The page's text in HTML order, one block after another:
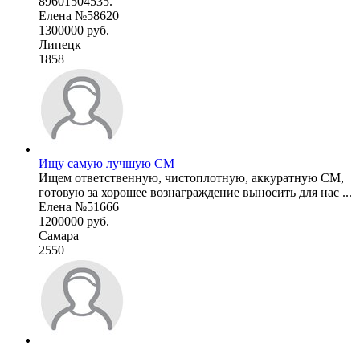
Елена №58620
1300000 руб.
Липецк
1858
Ищу самую лучшую СМ
Ищем ответственную, чистоплотную, аккуратную СМ,
готовую за хорошее вознаграждение выносить для нас ...
Елена №51666
1200000 руб.
Самара
2550